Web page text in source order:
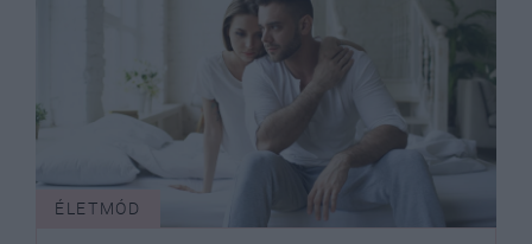
ÉLETMÓD